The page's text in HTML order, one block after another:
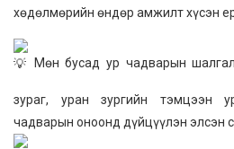
хөдөлмөрийн өндөр амжилт хүсэн
Мөн бусад ур чадварын
зураг, уран зургийн тэмцээн
чадварын оноонд дүйцүүлэн элсэн